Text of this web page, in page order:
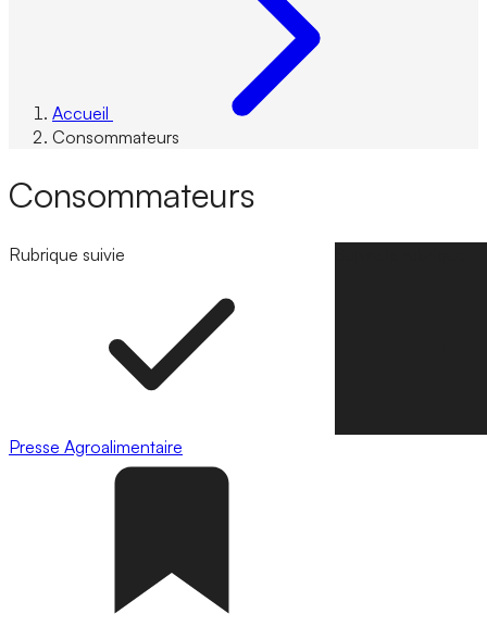
Accueil
Consommateurs
Consommateurs
Rubrique suivie
Presse Agroalimentaire